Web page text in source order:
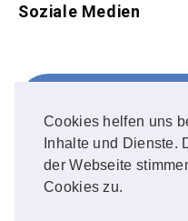
Cookies helfen uns
Inhalte und Dienste.
der Webseite
Cookies zu.
Soziale Medien
FOLLOW ME!
Instagram
OUR PHOTOS!